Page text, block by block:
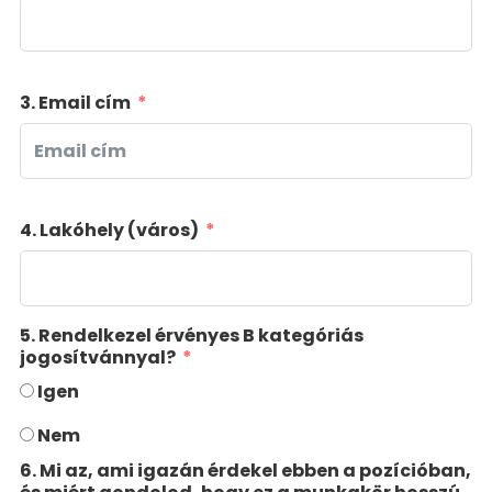
3. Email cím
4. Lakóhely (város)
5. Rendelkezel érvényes B kategóriás
jogosítvánnyal?
Igen
Nem
6. Mi az, ami igazán érdekel ebben a pozícióban,